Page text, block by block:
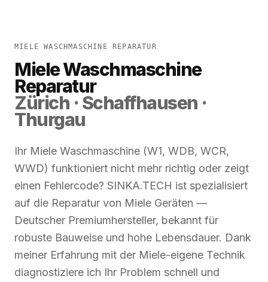
MIELE WASCHMASCHINE REPARATUR
Miele Waschmaschine
Reparatur
Zürich · Schaffhausen ·
Thurgau
Ihr Miele Waschmaschine (W1, WDB, WCR,
WWD) funktioniert nicht mehr richtig oder zeigt
einen Fehlercode? SINKA.TECH ist spezialisiert
auf die Reparatur von Miele Geräten —
Deutscher Premiumhersteller, bekannt für
robuste Bauweise und hohe Lebensdauer. Dank
meiner Erfahrung mit der Miele-eigene Technik
diagnostiziere ich Ihr Problem schnell und